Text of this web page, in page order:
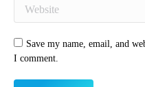
Save my name, email, and
I comment.